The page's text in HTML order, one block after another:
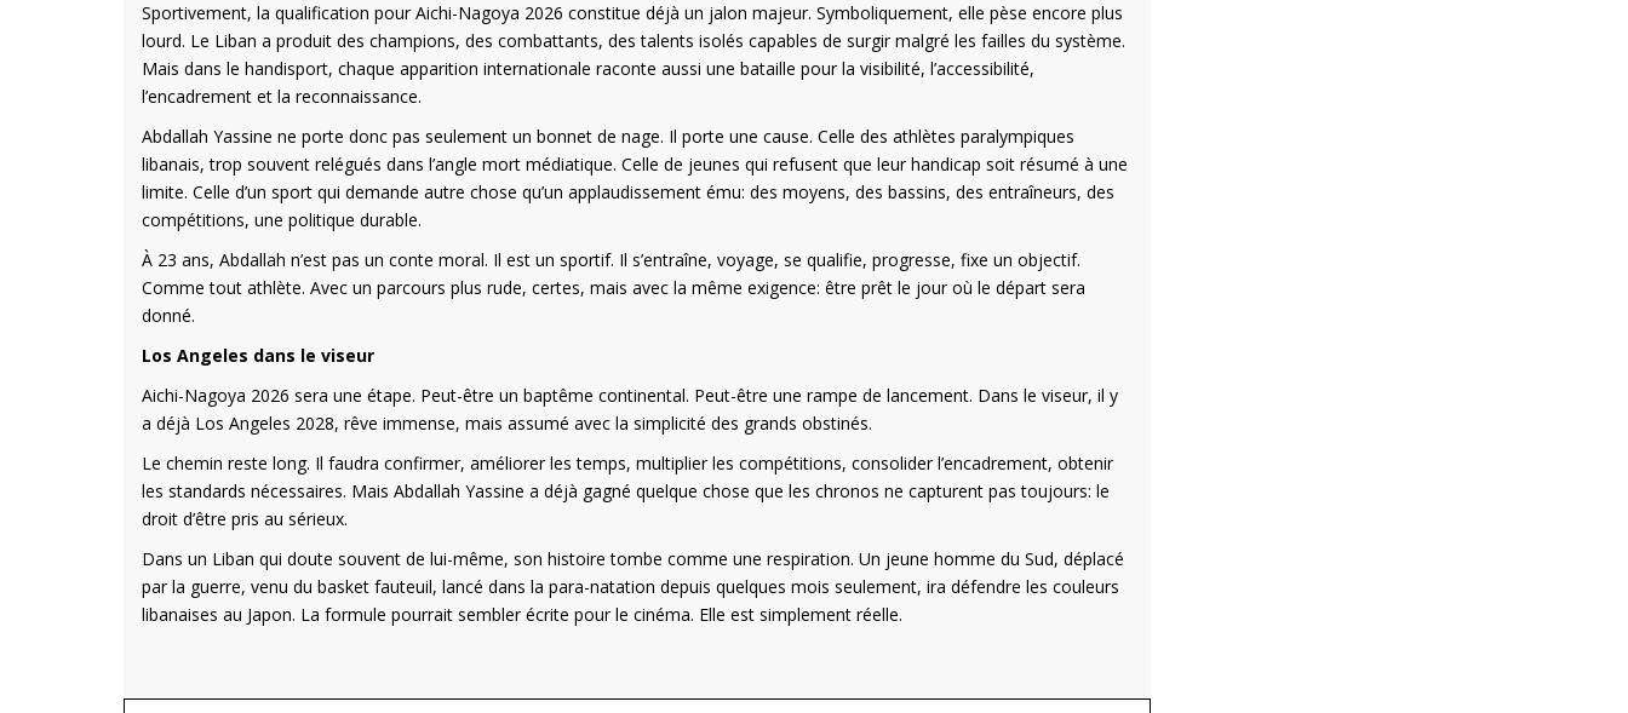
Sportivement, la qualification pour Aichi-Nagoya 2026 constitue déjà un jalon majeur. Symboliquement, elle pèse encore plus
lourd. Le Liban a produit des champions, des combattants, des talents isolés capables de surgir malgré les failles du système.
Mais dans le handisport, chaque apparition internationale raconte aussi une bataille pour la visibilité, l’accessibilité,
l’encadrement et la reconnaissance.
Abdallah Yassine ne porte donc pas seulement un bonnet de nage. Il porte une cause. Celle des athlètes paralympiques
libanais, trop souvent relégués dans l’angle mort médiatique. Celle de jeunes qui refusent que leur handicap soit résumé à une
limite. Celle d’un sport qui demande autre chose qu’un applaudissement ému: des moyens, des bassins, des entraîneurs, des
compétitions, une politique durable.
À 23 ans, Abdallah n’est pas un conte moral. Il est un sportif. Il s’entraîne, voyage, se qualifie, progresse, fixe un objectif.
Comme tout athlète. Avec un parcours plus rude, certes, mais avec la même exigence: être prêt le jour où le départ sera
donné.
Los Angeles dans le viseur
Aichi-Nagoya 2026 sera une étape. Peut-être un baptême continental. Peut-être une rampe de lancement. Dans le viseur, il y
a déjà Los Angeles 2028, rêve immense, mais assumé avec la simplicité des grands obstinés.
Le chemin reste long. Il faudra confirmer, améliorer les temps, multiplier les compétitions, consolider l’encadrement, obtenir
les standards nécessaires. Mais Abdallah Yassine a déjà gagné quelque chose que les chronos ne capturent pas toujours: le
droit d’être pris au sérieux.
Dans un Liban qui doute souvent de lui-même, son histoire tombe comme une respiration. Un jeune homme du Sud, déplacé
par la guerre, venu du basket fauteuil, lancé dans la para-natation depuis quelques mois seulement, ira défendre les couleurs
libanaises au Japon. La formule pourrait sembler écrite pour le cinéma. Elle est simplement réelle.